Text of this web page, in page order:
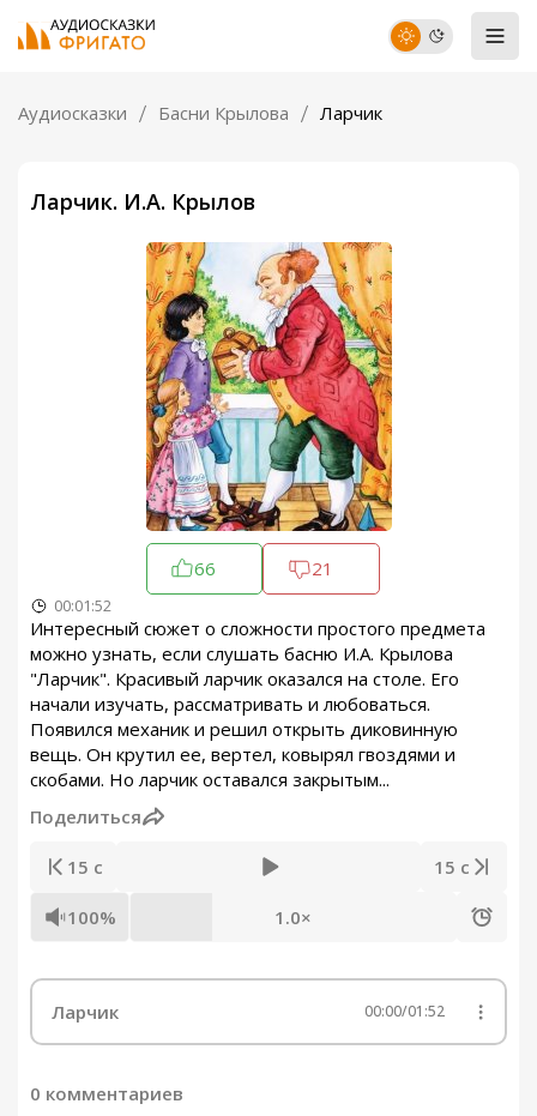
Аудиосказки Басни Крылова Ларчик
Ларчик. И.А. Крылов
66 21
00:01:52
Интересный сюжет о сложности простого предмета
можно узнать, если слушать басню И.А. Крылова
"Ларчик". Красивый ларчик оказался на столе. Его
начали изучать, рассматривать и любоваться.
Появился механик и решил открыть диковинную
вещь. Он крутил ее, вертел, ковырял гвоздями и
скобами. Но ларчик оставался закрытым...
Поделиться
15 с 15 с
100% 1.0×
Ларчик 00:00/01:52
0 комментариев